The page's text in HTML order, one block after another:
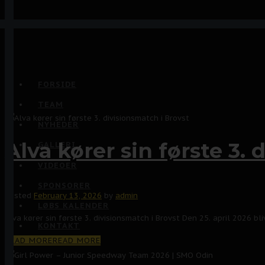
GALLERI
Alva kører sin første 3.
Posted February 13, 2026 by admin
Alva kører sin første 3. divisionsmatch i Brovst Den 25. april 2026
READ MOREREAD MORE